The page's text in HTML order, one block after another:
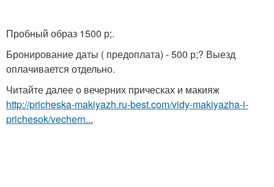
Пробный образ 1500 р;.
Бронирование даты ( предоплата) - 500 р;? Выезд
оплачивается отдельно.
Читайте далее о вечерних прическах и макияж
http://pricheska-makiyazh.ru-best.com/vidy-makiyazha-i-
prichesok/vechern...